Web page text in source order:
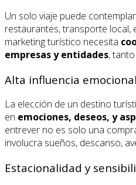
Un solo viaje puede
restaurantes, transporte local,
marketing turístico necesita
empresas y entidades,
Alta influencia
La elección de un destino
en emociones, deseos, y
entrever no es solo una
involucra sueños, descanso,
Estacionalidad y